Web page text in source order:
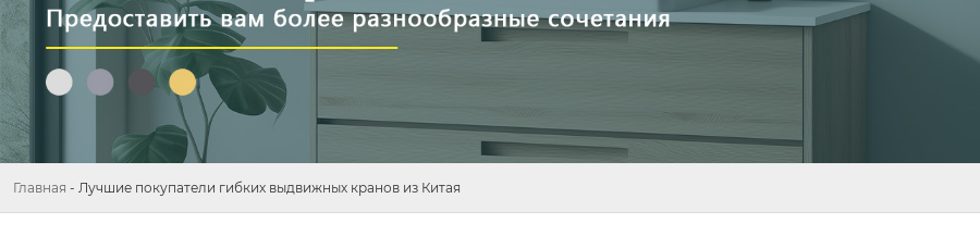
Главная - Лучшие покупатели гибких выдвижных кранов из Китая